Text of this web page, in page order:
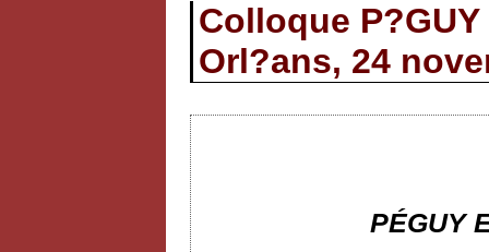
Colloque P?GUY
Orl?ans, 24
PÉGUY